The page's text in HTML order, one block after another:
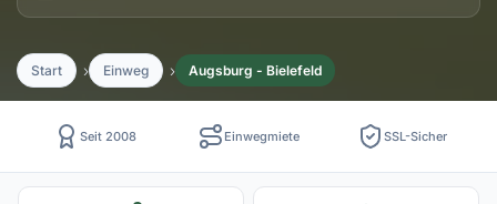
Start Einweg Augsburg - Bielefeld
Seit 2008 Einwegmiete SSL-Sicher